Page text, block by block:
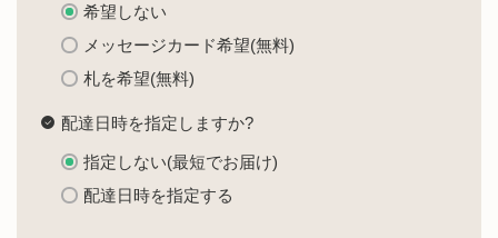
希望しない
メッセージカード希望(無料)
札を希望(無料)
配達日時を指定しますか?
指定しない(最短でお届け)
配達日時を指定する